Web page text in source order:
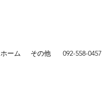
ホーム その他 092-558-0457